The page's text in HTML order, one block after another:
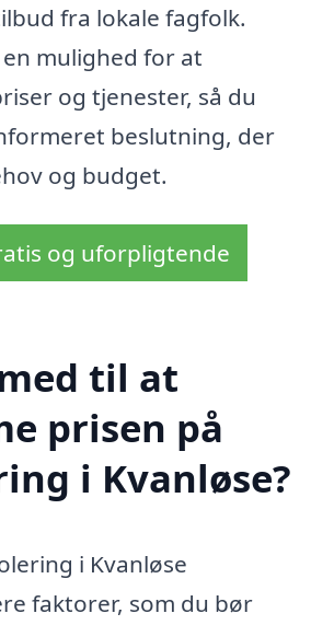
fra lokale fagfolk.
mulighed for at
og tjenester, så du
beslutning, der
og budget.
og uforpligtende
til at
prisen på
i Kvanløse?
i Kvanløse
faktorer, som du bør